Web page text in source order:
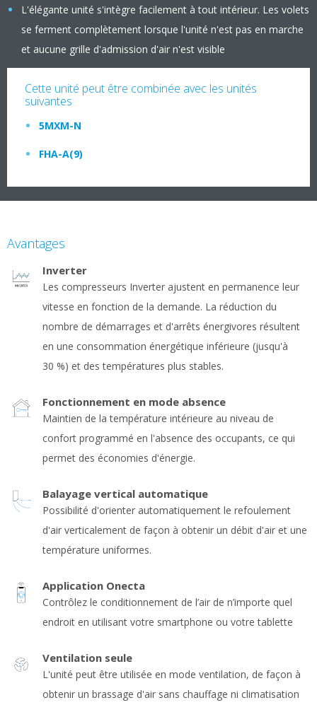
L'élégante unité s'intègre facilement à tout intérieur. Les volets
se ferment complètement lorsque l'unité n'est pas en marche
et aucune grille d'admission d'air n'est visible
Cette unité peut être combinée avec les unités
suivantes
5MXM-N
FHA-A(9)
Avantages
Inverter
Les compresseurs Inverter ajustent en permanence leur
vitesse en fonction de la demande. La réduction du
nombre de démarrages et d'arrêts énergivores résultent
en une consommation énergétique inférieure (jusqu'à
30 %) et des températures plus stables.
Fonctionnement en mode absence
Maintien de la température intérieure au niveau de
confort programmé en l'absence des occupants, ce qui
permet des économies d'énergie.
Balayage vertical automatique
Possibilité d'orienter automatiquement le refoulement
d'air verticalement de façon à obtenir un débit d'air et une
température uniformes.
Application Onecta
Contrôlez le conditionnement de l’air de n’importe quel
endroit en utilisant votre smartphone ou votre tablette
Ventilation seule
L'unité peut être utilisée en mode ventilation, de façon à
obtenir un brassage d'air sans chauffage ni climatisation